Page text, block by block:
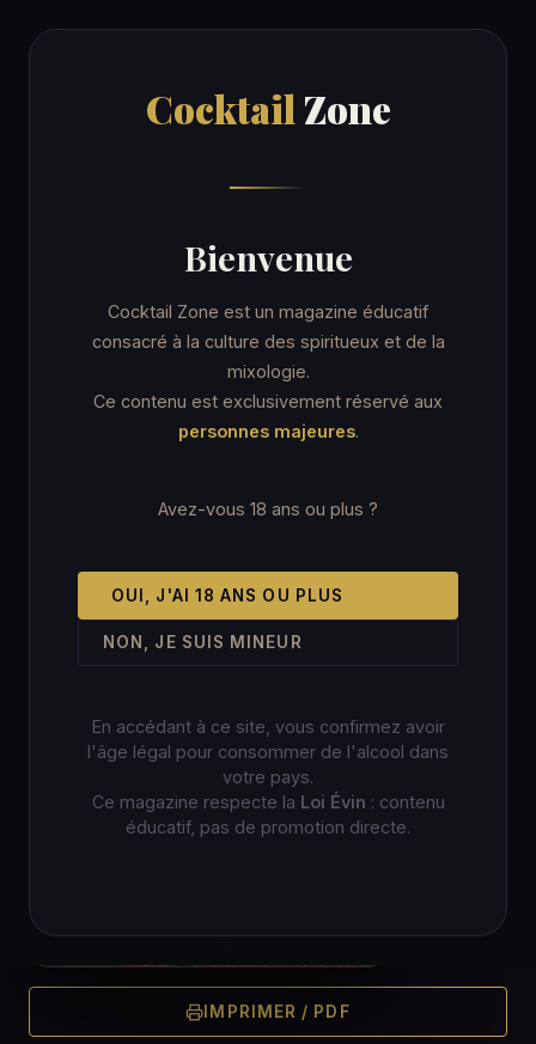
Cocktail Zone
Bienvenue
Cocktail Zone est un magazine éducatif
consacré à la culture des spiritueux et de la
mixologie.
Ce contenu est exclusivement réservé aux
personnes majeures.
Avez-vous 18 ans ou plus ?
OUI, J'AI 18 ANS OU PLUS
NON, JE SUIS MINEUR
En accédant à ce site, vous confirmez avoir
l'âge légal pour consommer de l'alcool dans
votre pays.
Ce magazine respecte la Loi Évin : contenu
éducatif, pas de promotion directe.
CocktailZone
Kentucky Colonel
7 min Coupe cocktail ★☆☆ Facile
IMPRIMER / PDF